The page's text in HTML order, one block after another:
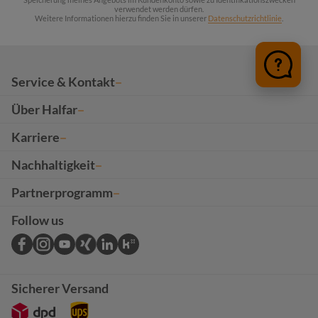
verwendet werden dürfen.
Weitere Informationen hierzu finden Sie in unserer Datenschutzrichtlinie
Service & Kontakt
Über Halfar
Karriere
Nachhaltigkeit
Partnerprogramm
Follow us
Sicherer Versand